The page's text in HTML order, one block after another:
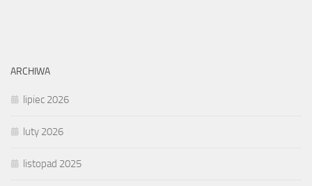
ARCHIWA
lipiec 2026
luty 2026
listopad 2025